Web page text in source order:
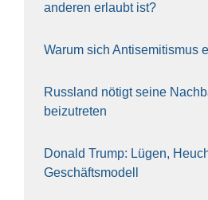
ande­ren erlaubt ist?
War­um sich Anti­se­mi­tis­mus
Russ­land nötigt sei­ne
bei­zu­tre­ten
Donald Trump: Lügen,
Geschäfts­mo­dell